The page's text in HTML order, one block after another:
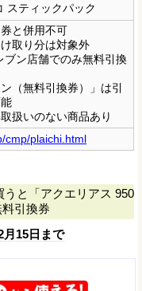
スティックパック
と併用不可
取り分は対象外
ン店舗でのみ無料引換
（無料引換券）」は引
扱いのない商品あり
cmp/plaichi.html
うと「アクエリアス 950
引換券
月15日まで